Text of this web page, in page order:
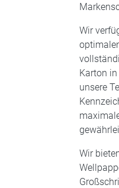
Wir
Karton
unsere
Wir